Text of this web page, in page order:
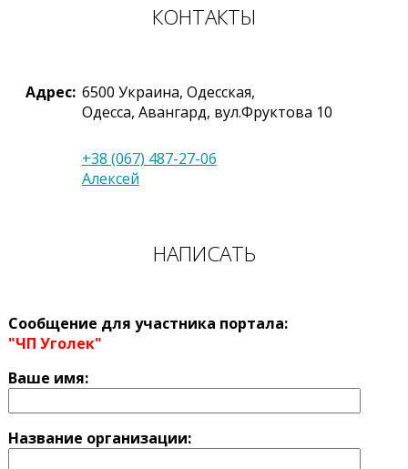
КОНТАКТЫ
Адрес: 6500 Украина, Одесская,
Одесса, Авангард, вул.Фруктова 10
+38 (067) 487-27-06
Алексей
НАПИСАТЬ
Сообщение для участника портала:
"ЧП Уголек"
Ваше имя:
Название оргaнизации: